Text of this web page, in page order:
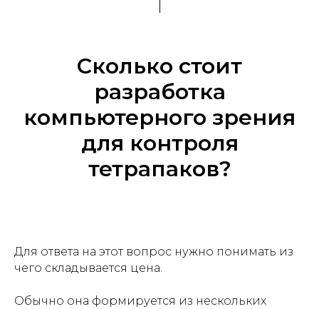
Сколько стоит
разработка
компьютерного зрения
для контроля
тетрапаков?
Для ответа на этот вопрос нужно понимать из
чего складывается цена.
Обычно она формируется из нескольких